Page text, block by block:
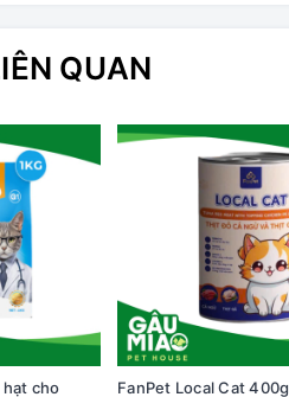
QUAN
hạt cho
FanPet Local Cat 400g